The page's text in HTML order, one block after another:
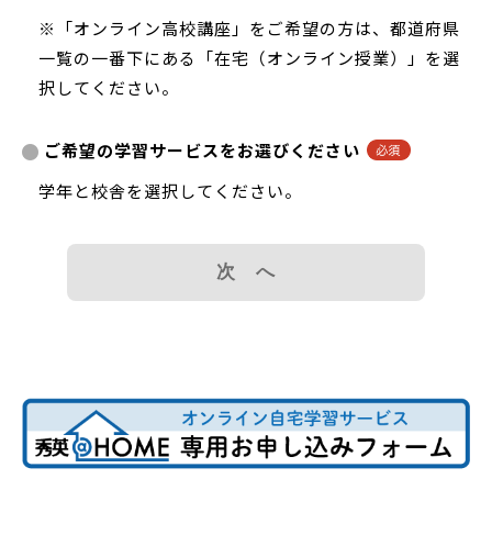
※「オンライン高校講座」をご希望の方は、都道府県
一覧の一番下にある「在宅（オンライン授業）」を選
択してください。
ご希望の学習サービスをお選びください
学年と校舎を選択してください。